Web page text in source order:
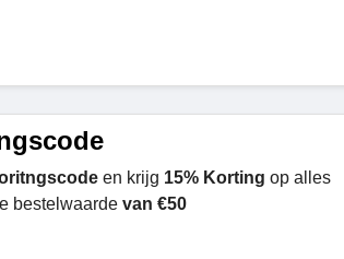
en krijg 15% Korting op alles
bestelwaarde van €50